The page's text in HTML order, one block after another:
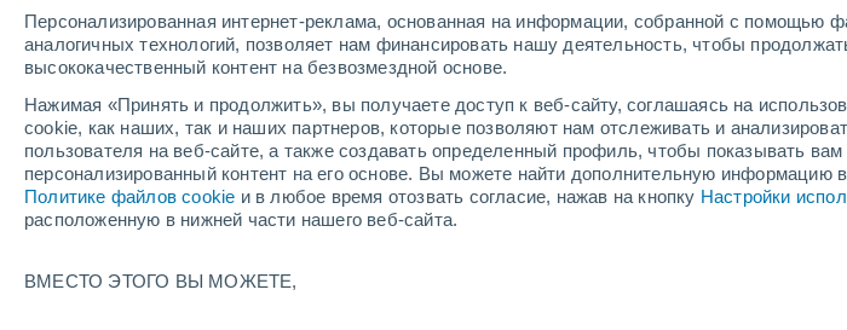
Персонализированная интернет-реклама, основанная на информации, собранной с помощью
аналогичных технологий, позволяет нам финансировать нашу деятельность, чтобы
высококачественный контент на безвозмездной основе.
Нажимая «Принять и продолжить», вы получаете доступ к веб-сайту, соглашаясь на
cookie, как наших, так и наших партнеров, которые позволяют нам отслеживать и
пользователя на веб-сайте, а также создавать определенный профиль, чтобы показывать
персонализированный контент на его основе. Вы можете найти дополнительную информацию
Политике файлов cookie и в любое время отозвать согласие, нажав на кнопку Настройки
расположенную в нижней части нашего веб-сайта.
ВМЕСТО ЭТОГО ВЫ МОЖЕТЕ,
Погода в провинции Гуантанамо
cегодня, 7 августа Весь день символ